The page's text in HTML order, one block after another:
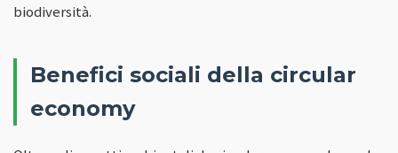
biodiversità.
Benefici sociali della circular
economy